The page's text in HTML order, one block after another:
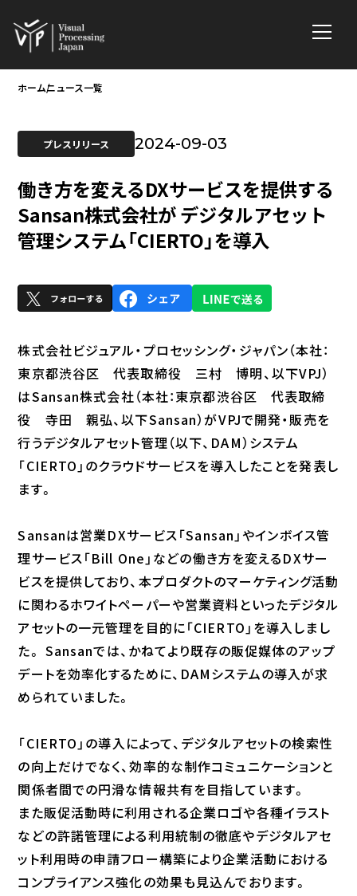
ホームニュース一覧
プレスリリース 2024-09-03
働き方を変えるDXサービスを提供する
Sansan株式会社が デジタルアセット
管理システム「CIERTO」を導入
株式会社ビジュアル・プロセッシング・ジャパン（本社：
東京都渋谷区 代表取締役 三村 博明、以下VPJ）
はSansan株式会社（本社：東京都渋谷区 代表取締
役 寺田 親弘、以下Sansan）がVPJで開発・販売を
行うデジタルアセット管理（以下、DAM）システム
「CIERTO」のクラウドサービスを導入したことを発表し
ます。
Sansanは営業DXサービス「Sansan」やインボイス管
理サービス「Bill One」などの働き方を変えるDXサー
ビスを提供しており、本プロダクトのマーケティング活動
に関わるホワイトペーパーや営業資料といったデジタル
アセットの一元管理を目的に「CIERTO」を導入しまし
た。 Sansanでは、かねてより既存の販促媒体のアップ
デートを効率化するために、DAMシステムの導入が求
められていました。
「CIERTO」の導入によって、デジタルアセットの検索性
の向上だけでなく、効率的な制作コミュニケーションと
関係者間での円滑な情報共有を目指しています。
また販促活動時に利用される企業ロゴや各種イラスト
などの許諾管理による利用統制の徹底やデジタルアセ
ット利用時の申請フロー構築により企業活動における
コンプライアンス強化の効果も見込んでおります。